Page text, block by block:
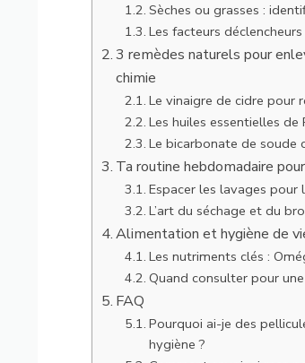
Sèches ou grasses :
Les facteurs
3 remèdes naturels pour
chimie
Le vinaigre de cidre pour
Les huiles essentielles
Le bicarbonate de
Ta routine hebdomadaire
Espacer les lavages pour
L’art du séchage et du
Alimentation et hygiène de
Les nutriments clés :
Quand consulter pour
FAQ
Pourquoi ai-je des
hygiène ?